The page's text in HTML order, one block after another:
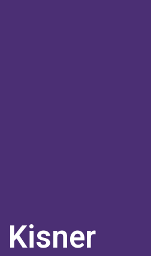
Kisner